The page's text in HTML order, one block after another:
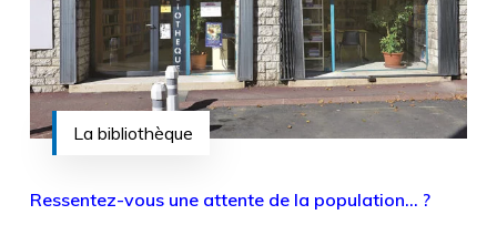
La bibliothèque
Ressentez-vous une attente de la population… ?